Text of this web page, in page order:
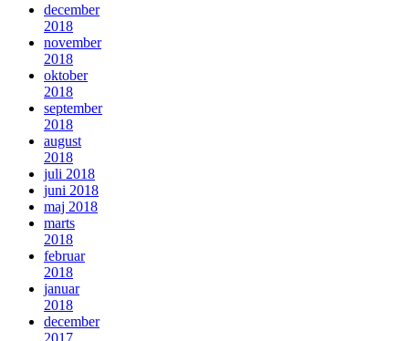
december
2018
november
2018
oktober
2018
september
2018
august
2018
juli 2018
juni 2018
maj 2018
marts
2018
februar
2018
januar
2018
december
2017